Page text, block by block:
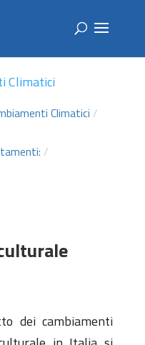
Climatici /
/
dei cambiamenti